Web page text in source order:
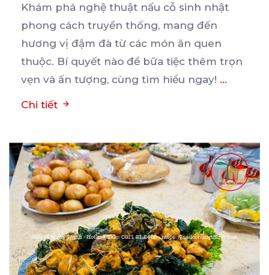
Khám phá nghệ thuật nấu cỗ sinh nhật
phong cách truyền thống, mang đến
hương vị đậm đà từ các món ăn quen
thuộc. Bí quyết nào để bữa tiệc thêm trọn
vẹn và ấn tượng, cùng tìm hiểu ngay! ...
Chi tiết